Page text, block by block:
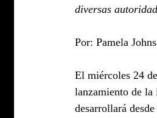
diversas
Por: Pamela
El miércoles 24
lanzamiento de
desarrollará